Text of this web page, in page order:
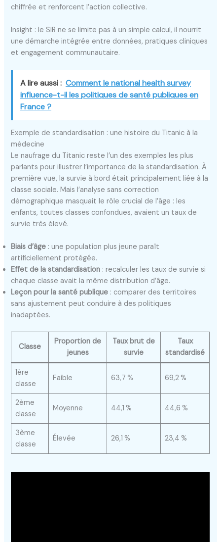
chiffrée et renforcent l’action collective.
Insight : le SIR ne se limite pas à un simple calcul, il nourrit
une démarche intégrée entre données, pratiques cliniques
et engagement communautaire.
A lire aussi : Comment le national health survey
influence-t-il les politiques de santé publiques en
France ?
Exemple de standardisation : une histoire du Titanic à la
médecine
Le naufrage du Titanic reste l’un des exemples les plus
parlants pour illustrer l’importance de la standardisation. À
première vue, la survie à bord était principalement liée à la
classe sociale. Mais l’analyse sans correction
démographique masquait le rôle crucial de l’âge : les
enfants, toutes classes confondues, avaient un taux de
survie très élevé.
Biais d’âge : une population plus jeune paraît
artificiellement protégée.
Effet de la standardisation : recalculer les taux de survie si
chaque classe avait la même distribution d’âge.
Leçon pour la santé publique : comparer des territoires
sans ajustement peut conduire à des politiques
inadaptées.
Classe
Proportion de
jeunes
Taux brut de
survie
Taux
standardisé
1ère
classe
Faible 63,7 % 69,2 %
2ème
classe
Moyenne 44,1 % 44,6 %
3ème
classe
Élevée 26,1 % 23,4 %